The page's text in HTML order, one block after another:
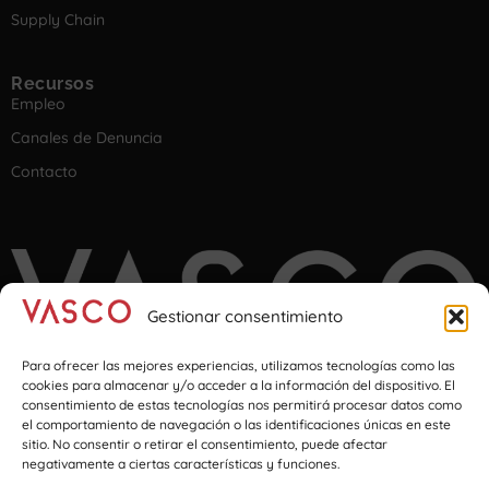
Gestionar consentimiento
Para ofrecer las mejores experiencias, utilizamos tecnologías como las
cookies para almacenar y/o acceder a la información del dispositivo. El
consentimiento de estas tecnologías nos permitirá procesar datos como
el comportamiento de navegación o las identificaciones únicas en este
sitio. No consentir o retirar el consentimiento, puede afectar
negativamente a ciertas características y funciones.
Supply Chain
Recursos
Empleo
Canales de Denuncia
Contacto
Imagination at transport & logistics